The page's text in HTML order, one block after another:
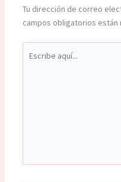
Tu dirección de correo
campos obligatorios están
aquí...